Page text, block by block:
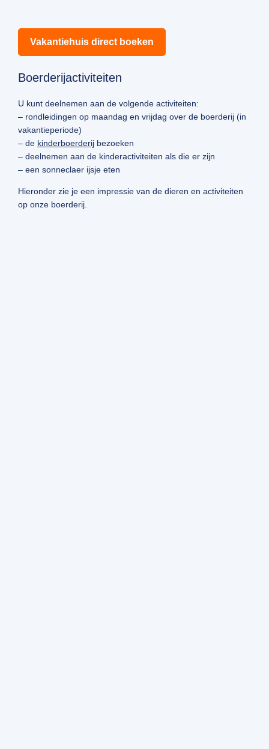
Vakantiehuis direct boeken
Boerderijactiviteiten
U kunt deelnemen aan de volgende activiteiten:
– rondleidingen op maandag en vrijdag over de boerderij (in
vakantieperiode)
– de kinderboerderij bezoeken
– deelnemen aan de kinderactiviteiten als die er zijn
– een sonneclaer ijsje eten
Hieronder zie je een impressie van de dieren en activiteiten
op onze boerderij.